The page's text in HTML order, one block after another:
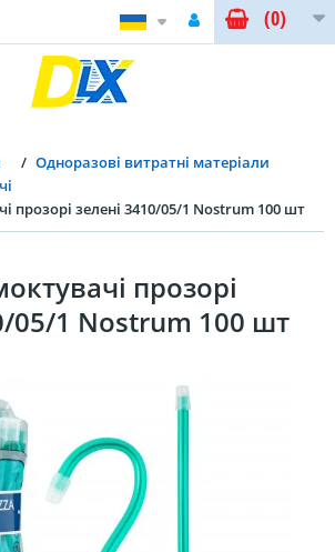
(0)
Одноразові витратні матеріали
прозорі зелені 3410/05/1 Nostrum 100 шт
прозорі
05/1 Nostrum 100 шт